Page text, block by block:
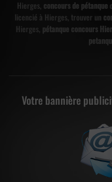
Hierges, concours de pétanque
licencié à Hierges, trouver un
Hierges, pétanque concours
Votre bannière